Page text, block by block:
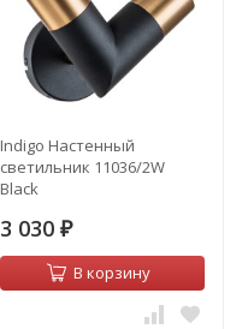
Indigo Настенный
светильник 11036/2W
Black
3 030 ₽
В корзину